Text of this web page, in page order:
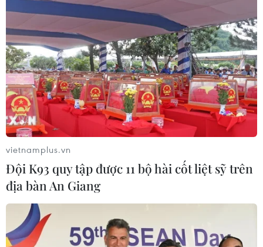
vietnamplus.vn
Đội K93 quy tập được 11 bộ hài cốt liệt sỹ trên
địa bàn An Giang